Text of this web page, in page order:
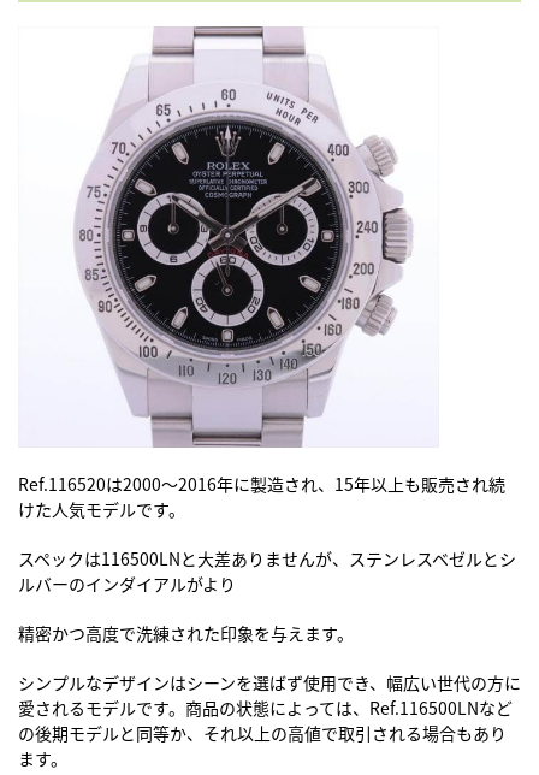
Ref.116520は2000～2016年に製造され、15年以上も販売され続
けた人気モデルです。
スペックは116500LNと大差ありませんが、ステンレスベゼルとシ
ルバーのインダイアルがより
精密かつ高度で洗練された印象を与えます。
シンプルなデザインはシーンを選ばず使用でき、幅広い世代の方に
愛されるモデルです。商品の状態によっては、 Ref.116500LNなど
の後期モデルと同等か、それ以上の高値で取引される場合もあり
ます。